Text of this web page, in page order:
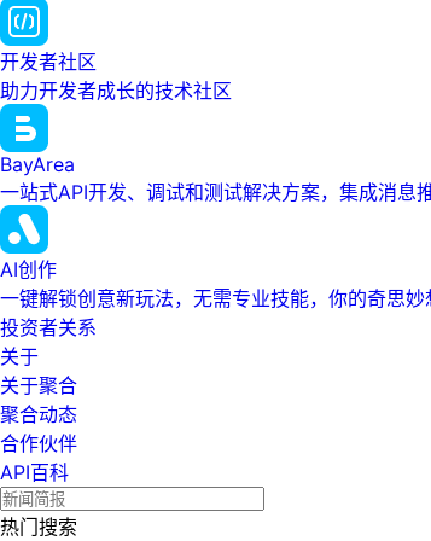
开发者社区
助力开发者成长的技术社区
BayArea
一站式API开发、调试和测试解决方案，集成消息
AI创作
一键解锁创意新玩法，无需专业技能，你的奇思妙
投资者关系
关于
关于聚合
聚合动态
合作伙伴
API百科
热门搜索